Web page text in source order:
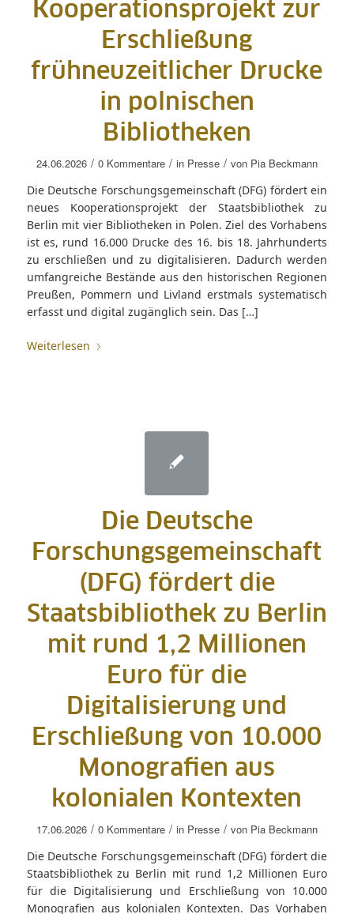
Kooperationsprojekt zur
Erschließung
frühneuzeitlicher Drucke
in polnischen
Bibliotheken
24.06.2026 / 0 Kommentare / in Presse / von Pia Beckmann
Die Deutsche Forschungsgemeinschaft (DFG) fördert ein
neues Kooperationsprojekt der Staatsbibliothek zu
Berlin mit vier Bibliotheken in Polen. Ziel des Vorhabens
ist es, rund 16.000 Drucke des 16. bis 18. Jahrhunderts
zu erschließen und zu digitalisieren. Dadurch werden
umfangreiche Bestände aus den historischen Regionen
Preußen, Pommern und Livland erstmals systematisch
erfasst und digital zugänglich sein. Das […]
Weiterlesen
Die Deutsche
Forschungsgemeinschaft
(DFG) fördert die
Staatsbibliothek zu Berlin
mit rund 1,2 Millionen
Euro für die
Digitalisierung und
Erschließung von 10.000
Monografien aus
kolonialen Kontexten
17.06.2026 / 0 Kommentare / in Presse / von Pia Beckmann
Die Deutsche Forschungsgemeinschaft (DFG) fördert die
Staatsbibliothek zu Berlin mit rund 1,2 Millionen Euro
für die Digitalisierung und Erschließung von 10.000
Monografien aus kolonialen Kontexten. Das Vorhaben